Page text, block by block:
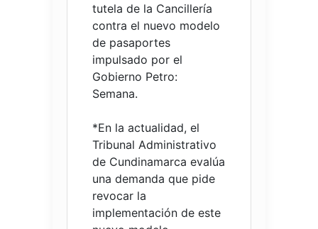
tutela de la Cancillería
contra el nuevo modelo
de pasaportes
impulsado por el
Gobierno Petro:
Semana.
*En la actualidad, el
Tribunal Administrativo
de Cundinamarca evalúa
una demanda que pide
revocar la
implementación de este